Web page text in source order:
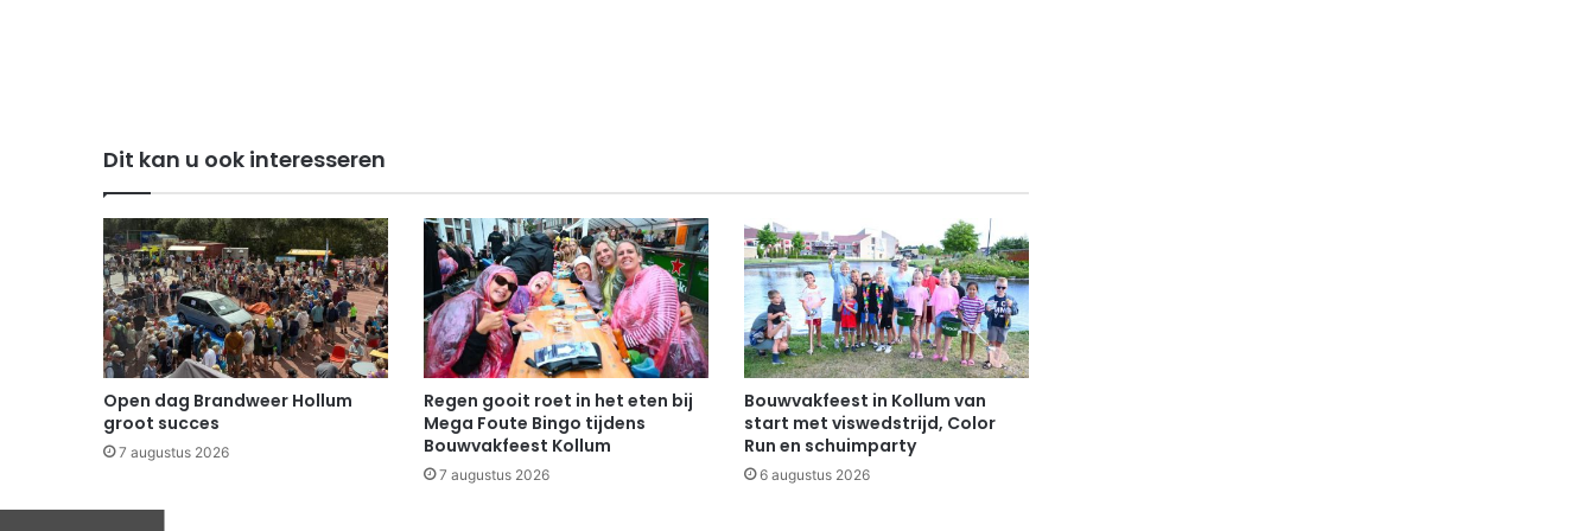
Dit kan u ook interesseren
Open dag Brandweer Hollum
groot succes
7 augustus 2026
Regen gooit roet in het eten bij
Mega Foute Bingo tijdens
Bouwvakfeest Kollum
7 augustus 2026
Bouwvakfeest in Kollum van
start met viswedstrijd, Color
Run en schuimparty
6 augustus 2026